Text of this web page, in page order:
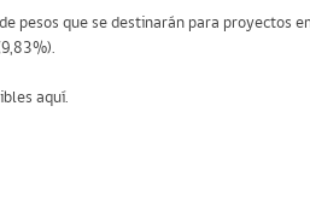
pesos que se destinarán para proyectos
aquí.